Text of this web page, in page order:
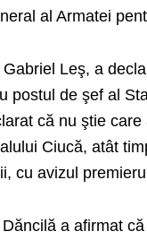
al Armatei
Leş, a
postul de şef al
că nu ştie
Ciucă, atât
cu avizul
a afirmat